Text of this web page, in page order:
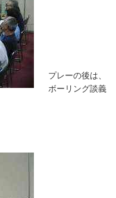
プレーの後は、
ボーリング談義